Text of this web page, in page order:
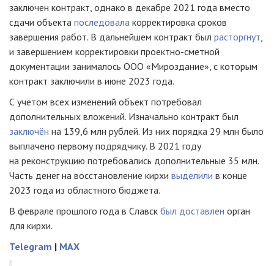
заключен контракт, однако в декабре 2021 года вместо
сдачи объекта последовала корректировка сроков
завершения работ. В дальнейшем контракт был расторгнут,
и завершением корректировки проектно-сметной
документации занималось ООО «Мироздание», с которым
контракт заключили в июне 2023 года.
С учётом всех изменений объект потребовал
дополнительных вложений. Изначально контракт был
заключён на 139,6 млн рублей. Из них порядка 29 млн было
выплачено первому подрядчику. В 2021 году
на реконструкцию потребовались дополнительные 35 млн.
Часть денег на восстановление кирхи выделили в конце
2023 года из областного бюджета.
В феврале прошлого года в Славск был доставлен орган
для кирхи.
Telegram | MAX